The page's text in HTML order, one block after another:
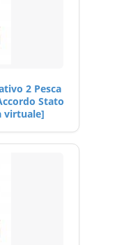
2 Pesca
Stato
virtuale]